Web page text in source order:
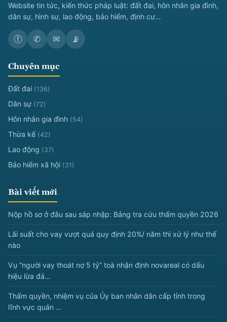
Website tin tức, kiến thức pháp luật: đất đai, hôn nhân gia đình,
dân sự, hình sự, lao động, bảo hiểm, định cư…
ⓕ ✆ ✉ 📡
Chuyên mục
Đất đai (136)
Dân sự (72)
Hôn nhân gia đình (54)
Thừa kế (42)
Lao động (37)
Bảo hiểm xã hội (31)
Bài viết mới
Nộp hồ sơ ở đâu sau sáp nhập: Bảng tra cứu thẩm quyền 2026
Lãi suất cho vay vượt quá quy định 20%/ năm thì xử lý như thế
nào
Vụ “người vay thoát nợ 5 tỷ” toà nhận định novareal có dấu
hiệu lừa đả…
Thẩm quyền, nhiệm vụ của Ủy ban nhân dân cấp tỉnh trong
lĩnh vực quản …